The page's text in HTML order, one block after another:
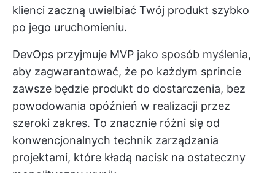
klienci zaczną uwielbiać Twój produkt szybko
po jego uruchomieniu.
DevOps przyjmuje MVP jako sposób myślenia,
aby zagwarantować, że po każdym sprincie
zawsze będzie produkt do dostarczenia, bez
powodowania opóźnień w realizacji przez
szeroki zakres. To znacznie różni się od
konwencjonalnych technik zarządzania
projektami, które kładą nacisk na ostateczny